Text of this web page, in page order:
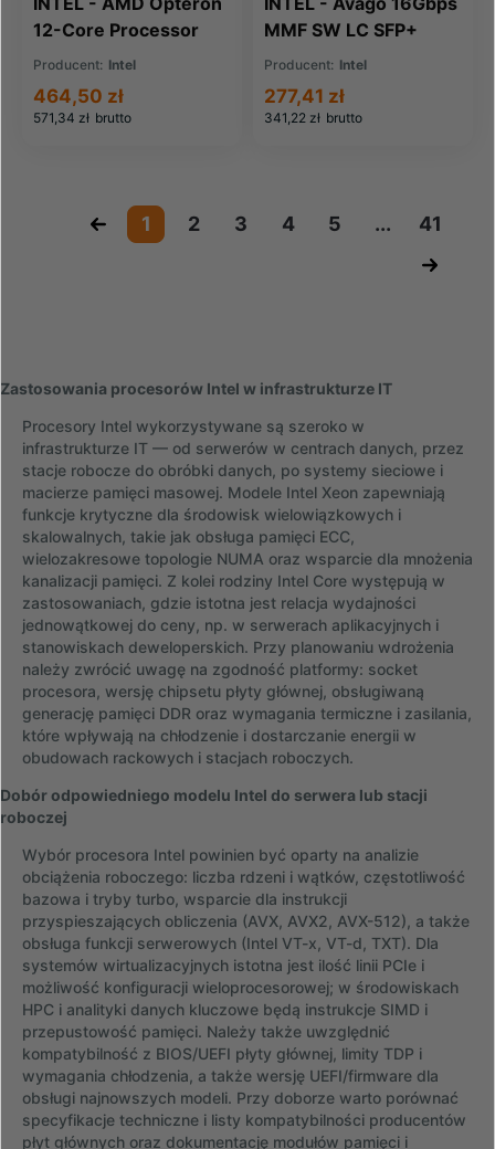
12-Core Processor
Model 6174 115W
2.20GHz/1
2.20GHz/12MB
Producent: Intel
571,34 zł brutto
464,50 zł
MMF SW LC SFP+
850nm SFP Module
(AFBR-57F5MZ-ELX)
Producent: Intel
341,22 zł brutto
277,41 zł
« 1 2 3 4 5 ...
41
»
Zastosowania procesorów Intel w infrastrukturze IT
Procesory Intel wykorzystywane są szeroko w
infrastrukturze IT — od serwerów w centrach danych, przez
stacje robocze do obróbki danych, po systemy sieciowe i
macierze pamięci masowej. Modele Intel Xeon zapewniają
funkcje krytyczne dla środowisk wielowiązkowych i
skalowalnych, takie jak obsługa pamięci ECC,
wielozakresowe topologie NUMA oraz wsparcie dla mnożenia
kanalizacji pamięci. Z kolei rodziny Intel Core występują w
zastosowaniach, gdzie istotna jest relacja wydajności
jednowątkowej do ceny, np. w serwerach aplikacyjnych i
stanowiskach deweloperskich. Przy planowaniu wdrożenia
należy zwrócić uwagę na zgodność platformy: socket
procesora, wersję chipsetu płyty głównej, obsługiwaną
generację pamięci DDR oraz wymagania termiczne i zasilania,
które wpływają na chłodzenie i dostarczanie energii w
obudowach rackowych i stacjach roboczych.
Dobór odpowiedniego modelu Intel do serwera lub stacji
roboczej
Wybór procesora Intel powinien być oparty na analizie
obciążenia roboczego: liczba rdzeni i wątków, częstotliwość
bazowa i tryby turbo, wsparcie dla instrukcji
przyspieszających obliczenia (AVX, AVX2, AVX-512), a także
obsługa funkcji serwerowych (Intel VT-x, VT-d, TXT). Dla
systemów wirtualizacyjnych istotna jest ilość linii PCIe i
możliwość konfiguracji wieloprocesorowej; w środowiskach
HPC i analityki danych kluczowe będą instrukcje SIMD i
przepustowość pamięci. Należy także uwzględnić
kompatybilność z BIOS/UEFI płyty głównej, limity TDP i
wymagania chłodzenia, a także wersję UEFI/firmware dla
obsługi najnowszych modeli. Przy doborze warto porównać
specyfikacje techniczne i listy kompatybilności producentów
płyt głównych oraz dokumentację modułów pamięci i